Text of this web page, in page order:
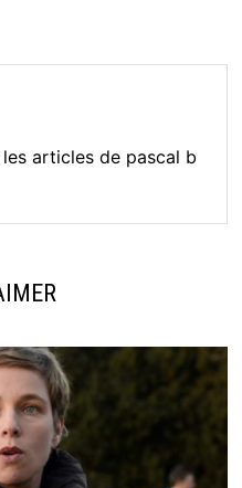
articles de pascal b